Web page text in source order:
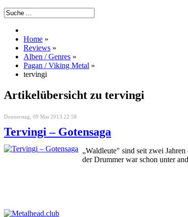
Home »
Reviews »
Alben / Genres »
Pagan / Viking Metal »
tervingi
Artikelübersicht zu tervingi
Donnerstag, 09 Mai 2013 22:58
Tervingi – Gotensaga
„Waldleute" sind seit zwei
der Drummer war schon unter